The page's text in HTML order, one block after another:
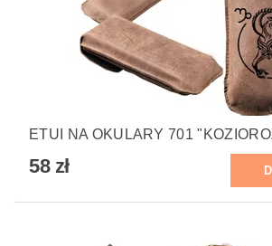
ETUI NA OKULARY 701
58 zł